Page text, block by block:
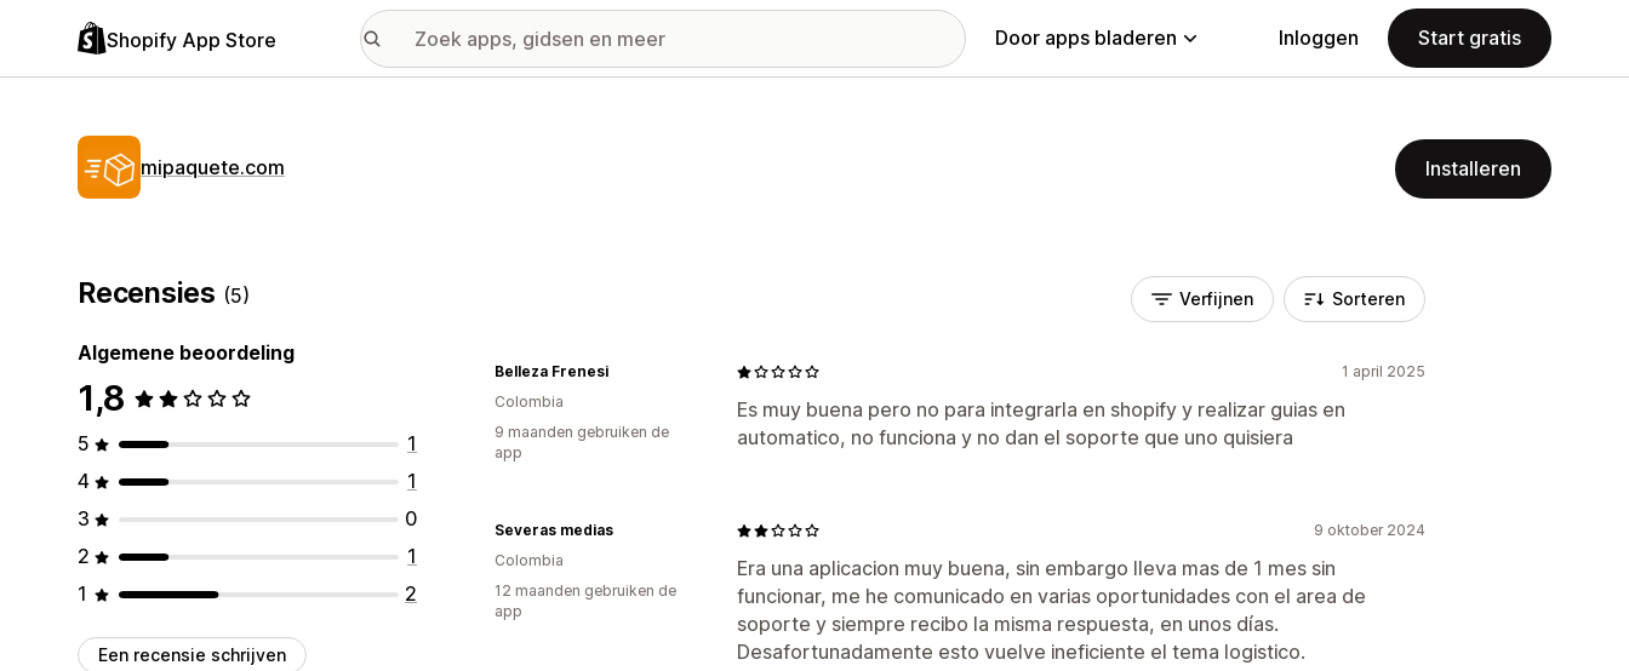
Shopify App Store Door apps bladeren Inloggen Start gratis
mipaquete.com Installeren
Recensies (5)
Algemene beoordeling
1,8
5
1
4
1
3
0
2
1
1
2
Een recensie schrijven
Verfijnen Sorteren
1 april 2025
Es muy buena pero no para integrarla en shopify y realizar guias en
automatico, no funciona y no dan el soporte que uno quisiera
Belleza Frenesi
Colombia
9 maanden gebruiken de
app
9 oktober 2024
Era una aplicacion muy buena, sin embargo lleva mas de 1 mes sin
funcionar, me he comunicado en varias oportunidades con el area de
soporte y siempre recibo la misma respuesta, en unos días.
Desafortunadamente esto vuelve ineficiente el tema logistico.
Severas medias
Colombia
12 maanden gebruiken de
app